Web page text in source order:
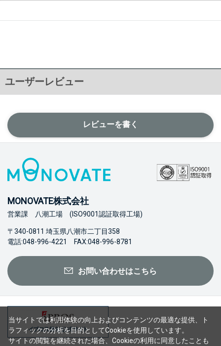
ユーザーレビュー
レビューを書く
MONOVATE株式会社
営業課 八潮工場 (ISO9001認証取得工場)
〒340-0811 埼玉県八潮市二丁目358
電話:048-996-4221 FAX:048-996-8781
お問い合わせはこちら
当サイトでは利用体験の向上およびコンテンツの最適な提供、ト
ラフィックの分析を目的としてCookieを使用しています。
サイトの閲覧を継続された場合、Cookieの利用に同意したことも